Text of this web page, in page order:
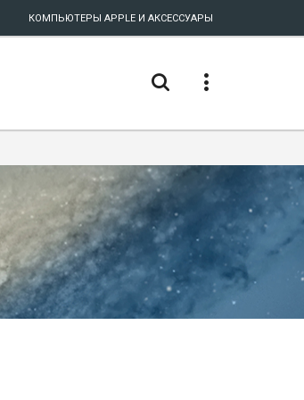
КОМПЬЮТЕРЫ APPLE И АКСЕССУАРЫ